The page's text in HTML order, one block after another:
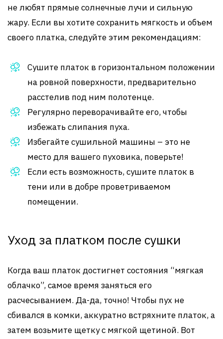
не любят прямые солнечные лучи и сильную
жару. Если вы хотите сохранить мягкость и объем
своего платка, следуйте этим рекомендациям:
Сушите платок в горизонтальном положении
на ровной поверхности, предварительно
расстелив под ним полотенце.
Регулярно переворачивайте его, чтобы
избежать слипания пуха.
Избегайте сушильной машины – это не
место для вашего пуховика, поверьте!
Если есть возможность, сушите платок в
тени или в добре проветриваемом
помещении.
Уход за платком после сушки
Когда ваш платок достигнет состояния “мягкая
облачко”, самое время заняться его
расчесыванием. Да-да, точно! Чтобы пух не
сбивался в комки, аккуратно встряхните платок, а
затем возьмите щетку с мягкой щетиной. Вот